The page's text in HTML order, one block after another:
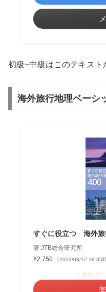
初級~中級はこのテキスト
海外旅行地理ベーシ
すぐに役立つ 海外旅
著:JTB総合研究所
¥2,750
（2023/08/12 18:35
＼楽天ポ